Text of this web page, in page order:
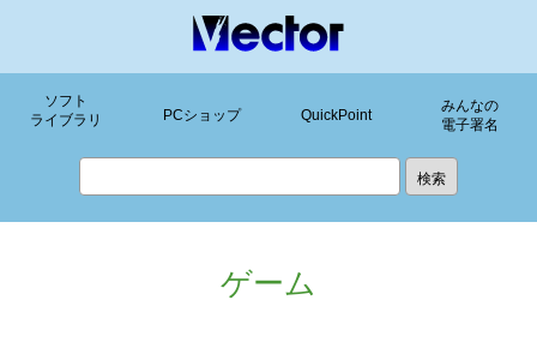
ソフト
ライブラリ
PCショップ QuickPoint
みんなの
電子署名
ゲーム